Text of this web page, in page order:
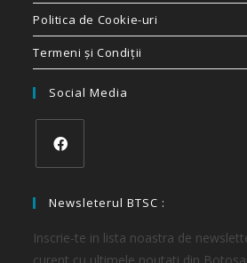
Politica de Cookie-uri
Termeni și Condiții
Social Media
Newsleterul BTSC :
Inscrie-te in lista noastra de